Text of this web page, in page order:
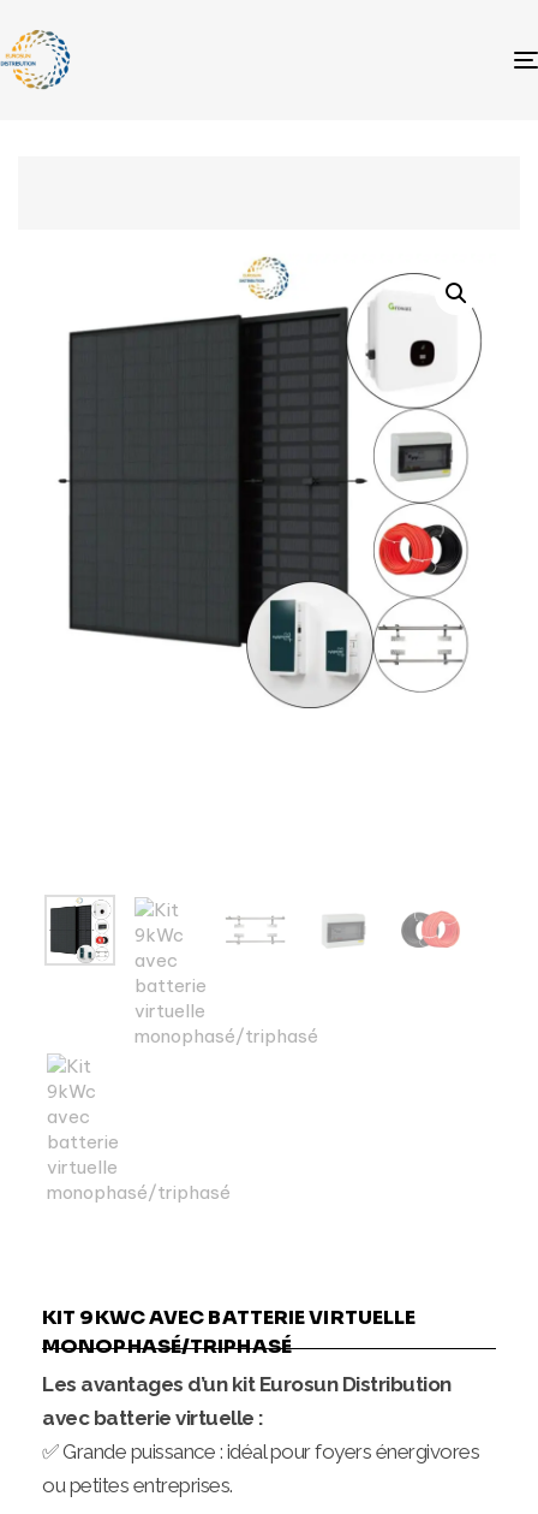
KIT 9KWC AVEC BATTERIE VIRTUELLE
MONOPHASÉ/TRIPHASÉ
Les avantages d’un kit Eurosun Distribution
avec batterie virtuelle :
✅ Grande puissance : idéal pour foyers énergivores
ou petites entreprises.